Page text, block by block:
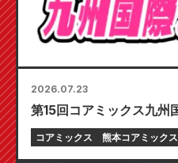
2026.07.23
第15回コアミックス九州
コアミックス 熊本コアミックス